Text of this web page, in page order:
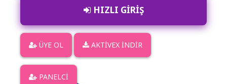
HIZLI GİRİŞ
ÜYE OL AKTİVEX İNDİR
PANELCİ